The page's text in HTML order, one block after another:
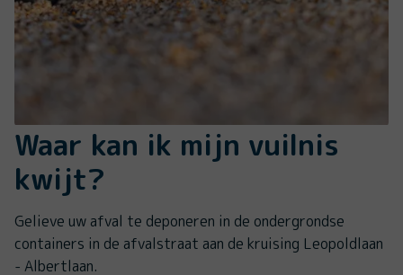
Waar kan ik mijn vuilnis
kwijt?
Gelieve uw afval te deponeren in de ondergrondse
containers in de afvalstraat aan de kruising Leopoldlaan
- Albertlaan.